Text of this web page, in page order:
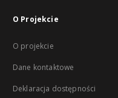
O Projekcie
O projekcie
Dane kontaktowe
Deklaracja dostępności